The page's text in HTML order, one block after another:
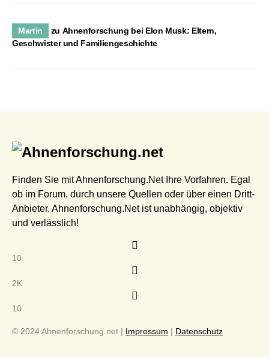
Martin zu Ahnenforschung bei Elon Musk: Eltern,
Geschwister und Familiengeschichte
Finden Sie mit Ahnenforschung.Net Ihre Vorfahren. Egal
ob im Forum, durch unsere Quellen oder über einen Dritt-
Anbieter. Ahnenforschung.Net ist unabhängig, objektiv
und verlässlich!
10
2K
10
© 2024 Ahnenforschung.net | Impressum | Datenschutz